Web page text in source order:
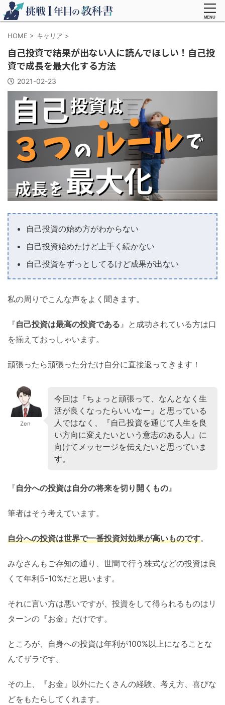
HOME > キャリア >
自己投資で結果が出ない人に読んでほしい！自己投
資で成長を最大化する方法
2021-02-23
自己投資の始め方がわからない
自己投資始めたけど上手く続かない
自己投資をずっとしてるけど成果が出ない
私の周りでこんな声をよく聞きます。
『自己投資は最高の投資である』と成功されている方は口
を揃えておっしゃいます。
頑張ったら頑張った分だけ自分に直接返ってきます！
Zen
今回は『ちょっと頑張って、なんとなく生
活が良くなったらいいなー』と思っている
人ではなく、『自己投資を通じて人生を良
い方向に変えたいという意志のある人』に
向けてメッセージを伝えたいと思っていま
す。
『自分への投資は自分の将来を切り開くもの』
筆者はそう考えています。
自分への投資は世界で一番投資対効果が高いものです。
みなさんもご存知の通り、世間で行う株式などの投資は良
くて年利5-10%だと思います。
それに言い方は悪いですが、投資をして得られるものはリ
ターンの『お金』だけです。
ところが、自身への投資は年利が100%以上になることな
んてザラです。
その上、『お金』以外にたくさんの経験、考え方、喜びな
どをもたらしてくれます。